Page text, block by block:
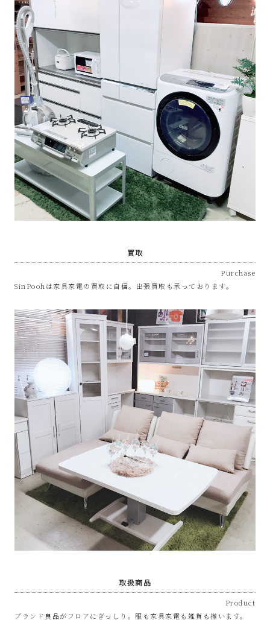
プ
あ
ま
市
買取
Purchase
SinPoohは家具家電の買取に自信。出張買取も承っております。
取扱商品
Product
ブランド良品がフロアにぎっしり。服も家具家電も雑貨も揃います。